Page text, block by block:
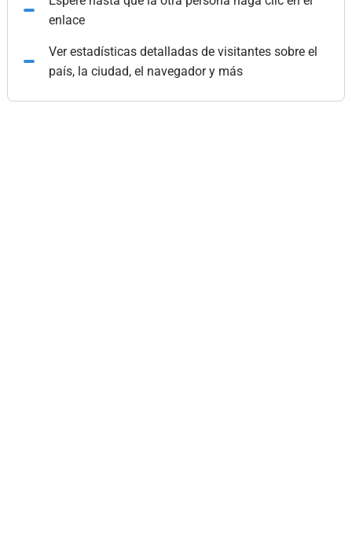
enlace
Ver estadísticas detalladas de visitantes sobre el
país, la ciudad, el navegador y más